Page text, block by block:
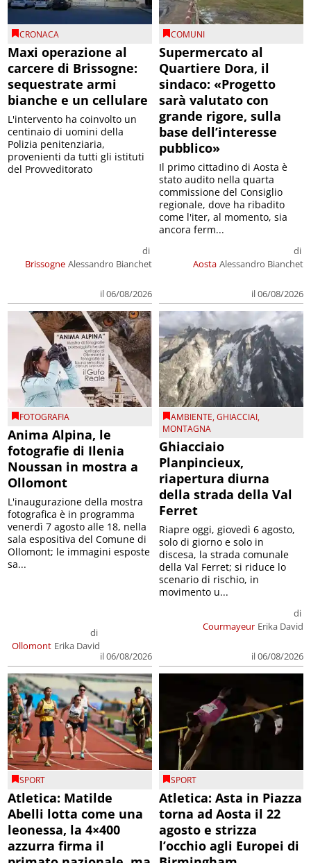
CRONACA
Maxi operazione al
carcere di Brissogne:
sequestrate armi
bianche e un cellulare
Brissogne
di
Alessandro Bianchet
il 06/08/2026
L'intervento ha coinvolto un
centinaio di uomini della
Polizia penitenziaria,
provenienti da tutti gli istituti
del Provveditorato
COMUNI
Supermercato al
Quartiere Dora, il
sindaco: «Progetto
sarà valutato con
grande rigore, sulla
base dell’interesse
pubblico»
Aosta
di
Alessandro Bianchet
il 06/08/2026
Il primo cittadino di Aosta è
stato audito nella quarta
commissione del Consiglio
regionale, dove ha ribadito
come l'iter, al momento, sia
ancora ferm...
FOTOGRAFIA
Anima Alpina, le
fotografie di Ilenia
Noussan in mostra a
Ollomont
Ollomont
di
Erika David
il 06/08/2026
L'inaugurazione della mostra
fotografica è in programma
venerdì 7 agosto alle 18, nella
sala espositiva del Comune di
Ollomont; le immagini esposte
sa...
AMBIENTE,GHIACCIAI,
MONTAGNA
Ghiacciaio
Planpincieux,
riapertura diurna
della strada della Val
Ferret
Courmayeur
di
Erika David
il 06/08/2026
Riapre oggi, giovedì 6 agosto,
solo di giorno e solo in
discesa, la strada comunale
della Val Ferret; si riduce lo
scenario di rischio, in
movimento u...
SPORT
Atletica: Matilde
Abelli lotta come una
leonessa, la 4×400
azzurra firma il
SPORT
Atletica: Asta in Piazza
torna ad Aosta il 22
agosto e strizza
l’occhio agli Europei di